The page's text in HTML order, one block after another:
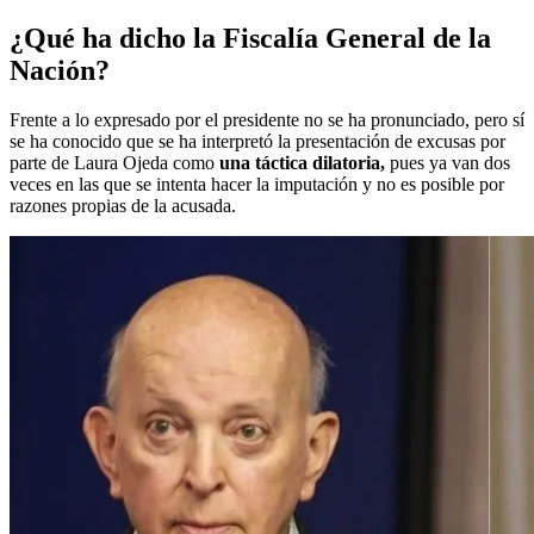
¿Qué ha dicho la Fiscalía General de la
Nación?
Frente a lo expresado por el presidente no se ha pronunciado, pero sí
se ha conocido que se ha interpretó la presentación de excusas por
parte de Laura Ojeda como una táctica dilatoria, pues ya van dos
veces en las que se intenta hacer la imputación y no es posible por
razones propias de la acusada.